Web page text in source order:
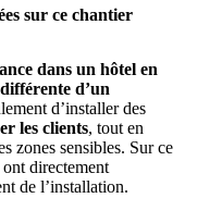
sur ce chantier
dans un hôtel en
d’un
d’installer des
les clients, tout en
zones sensibles. Sur ce
directement
de l’installation.